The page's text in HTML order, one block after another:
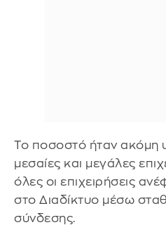
Το ποσοστό ήταν ακόμη
μεσαίες και μεγάλες
όλες οι επιχειρήσεις
στο Διαδίκτυο μέσω
σύνδεσης.